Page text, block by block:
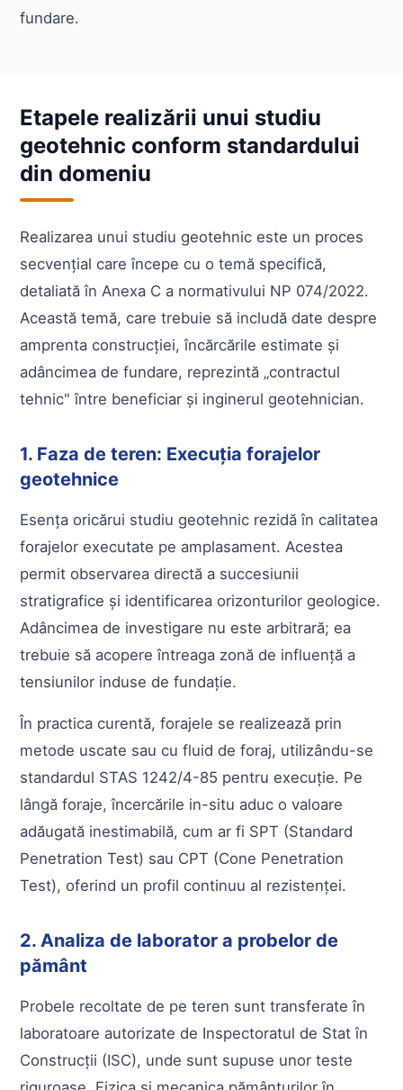
fundare.
Etapele realizării unui studiu
geotehnic conform standardului
din domeniu
Realizarea unui studiu geotehnic este un proces
secvențial care începe cu o temă specifică,
detaliată în Anexa C a normativului NP 074/2022.
Această temă, care trebuie să includă date despre
amprenta construcției, încărcările estimate și
adâncimea de fundare, reprezintă „contractul
tehnic" între beneficiar și inginerul geotehnician.
1. Faza de teren: Execuția forajelor
geotehnice
Esența oricărui studiu geotehnic rezidă în calitatea
forajelor executate pe amplasament. Acestea
permit observarea directă a succesiunii
stratigrafice și identificarea orizonturilor geologice.
Adâncimea de investigare nu este arbitrară; ea
trebuie să acopere întreaga zonă de influență a
tensiunilor induse de fundație.
În practica curentă, forajele se realizează prin
metode uscate sau cu fluid de foraj, utilizându-se
standardul STAS 1242/4-85 pentru execuție. Pe
lângă foraje, încercările in-situ aduc o valoare
adăugată inestimabilă, cum ar fi SPT (Standard
Penetration Test) sau CPT (Cone Penetration
Test), oferind un profil continuu al rezistenței.
2. Analiza de laborator a probelor de
pământ
Probele recoltate de pe teren sunt transferate în
laboratoare autorizate de Inspectoratul de Stat în
Construcții (ISC), unde sunt supuse unor teste